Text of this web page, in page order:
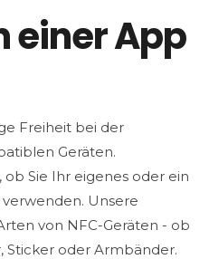
einer App
Freiheit bei der
Geräten.
Sie Ihr eigenes oder ein
Unsere
von NFC-Geräten - ob
Sticker oder Armbänder.